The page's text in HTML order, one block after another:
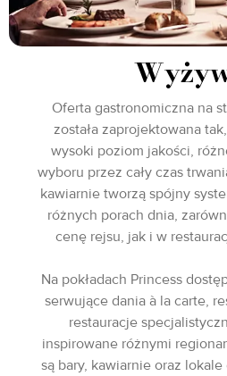
Oferta gastronomiczna na
została zaprojektowana
wysoki poziom jakości,
wyboru przez cały czas
kawiarnie tworzą spójny
różnych porach dnia,
cenę rejsu, jak i w
Na pokładach Princess
serwujące dania à la carte,
restauracje
inspirowane różnymi
są bary, kawiarnie oraz